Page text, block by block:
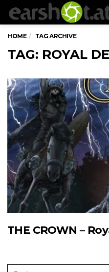
HOME TAG ARCHIVE
TAG: ROYAL
THE CROWN –